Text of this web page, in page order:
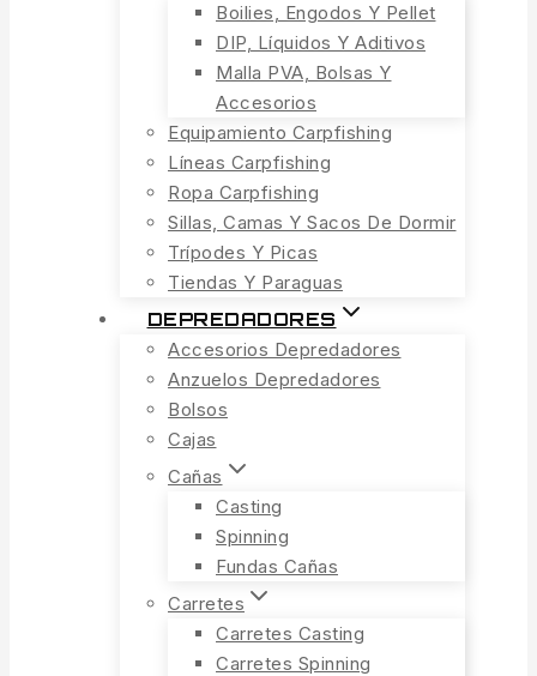
Boilies, Engodos Y Pellet
DIP, Líquidos Y Aditivos
Malla PVA, Bolsas Y
Accesorios
Equipamiento Carpfishing
Líneas Carpfishing
Ropa Carpfishing
Sillas, Camas Y Sacos De Dormir
Trípodes Y Picas
Tiendas Y Paraguas
DEPREDADORES
Accesorios Depredadores
Anzuelos Depredadores
Bolsos
Cajas
Cañas
Casting
Spinning
Fundas Cañas
Carretes
Carretes Casting
Carretes Spinning